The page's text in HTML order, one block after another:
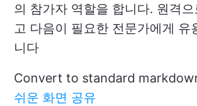
의 참가자 역할을 합니다. 원격
고 다음이 필요한 전문가에게 유
니다
Convert to standard
쉬운 화면 공유